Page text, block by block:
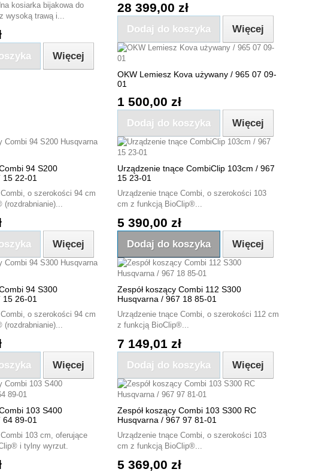
kosiarka bijakowa do
wysoką trawą i...
Więcej
28 399,00 zł
Dodaj do koszyka Więcej
OKW Lemiesz Kova używany / 965 07 09-
01
1 500,00 zł
Dodaj do koszyka Więcej
94 S200
15 22-01
o szerokości 94 cm
Więcej
Urządzenie tnące CombiClip 103cm / 967
15 23-01
Urządzenie tnące Combi, o szerokości 103
cm z funkcją BioClip®...
5 390,00 zł
Dodaj do koszyka Więcej
94 S300
15 26-01
o szerokości 94 cm
Więcej
Zespół koszący Combi 112 S300
Husqvarna / 967 18 85-01
Urządzenie tnące Combi, o szerokości 112 cm
z funkcją BioClip®...
7 149,01 zł
Dodaj do koszyka Więcej
103 S400
64 89-01
103 cm, oferujące
i tylny wyrzut.
Zespół koszący Combi 103 S300 RC
Husqvarna / 967 97 81-01
Urządzenie tnące Combi, o szerokości 103
cm z funkcją BioClip®...
5 369,00 zł